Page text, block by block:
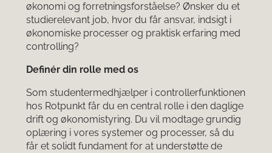
økonomi og forretningsforståelse? Ønsker du et
studierelevant job, hvor du får ansvar, indsigt i
økonomiske processer og praktisk erfaring med
controlling?
Definér din rolle med os
Som studentermedhjælper i controllerfunktionen
hos Rotpunkt får du en central rolle i den daglige
drift og økonomistyring. Du vil modtage grundig
oplæring i vores systemer og processer, så du
får et solidt fundament for at understøtte de